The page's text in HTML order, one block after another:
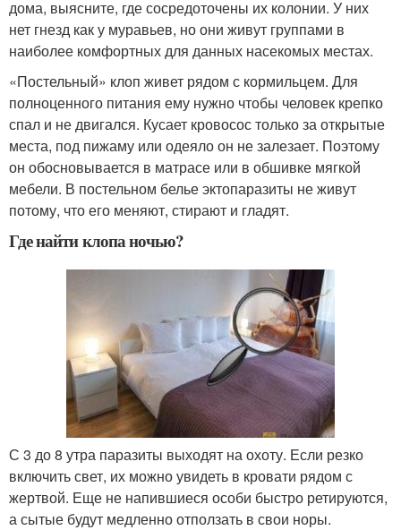
дома, выясните, где сосредоточены их колонии. У них
нет гнезд как у муравьев, но они живут группами в
наиболее комфортных для данных насекомых местах.
«Постельный» клоп живет рядом с кормильцем. Для
полноценного питания ему нужно чтобы человек крепко
спал и не двигался. Кусает кровосос только за открытые
места, под пижаму или одеяло он не залезает. Поэтому
он обосновывается в матрасе или в обшивке мягкой
мебели. В постельном белье эктопаразиты не живут
потому, что его меняют, стирают и гладят.
Где найти клопа ночью?
С 3 до 8 утра паразиты выходят на охоту. Если резко
включить свет, их можно увидеть в кровати рядом с
жертвой. Еще не напившиеся особи быстро ретируются,
а сытые будут медленно отползать в свои норы.